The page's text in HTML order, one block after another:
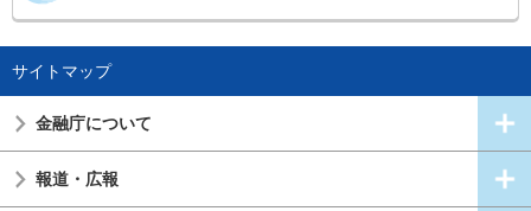
サイトマップ
金融庁について
報道・広報